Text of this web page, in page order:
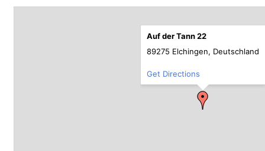
Portrait
öffnen
öffnen
Auf der Tann 22
89275 Elchingen, Deutschland
Get Directions